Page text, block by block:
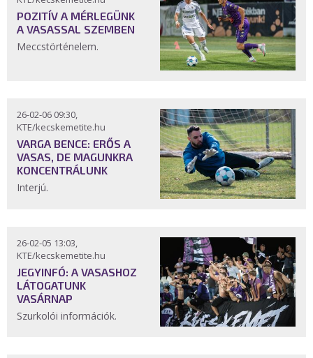
POZITÍV A MÉRLEGÜNK
A VASASSAL SZEMBEN
Meccstörténelem.
26-02-06 09:30,
KTE/kecskemetite.hu
VARGA BENCE: ERŐS A
VASAS, DE MAGUNKRA
KONCENTRÁLUNK
Interjú.
26-02-05 13:03,
KTE/kecskemetite.hu
JEGYINFÓ: A VASASHOZ
LÁTOGATUNK
VASÁRNAP
Szurkolói információk.